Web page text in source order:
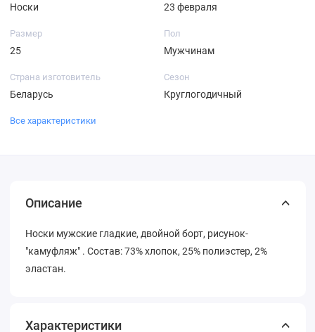
Носки 23 февраля
Размер
25
Пол
Мужчинам
Страна изготовитель
Беларусь
Сезон
Круглогодичный
Все характеристики
Описание
Носки мужские гладкие, двойной борт, рисунок-
"камуфляж" . Состав: 73% хлопок, 25% полиэстер, 2%
эластан.
Характеристики